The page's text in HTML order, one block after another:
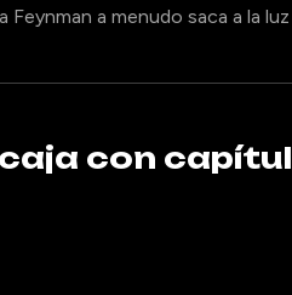
Feynman a menudo saca a la
con